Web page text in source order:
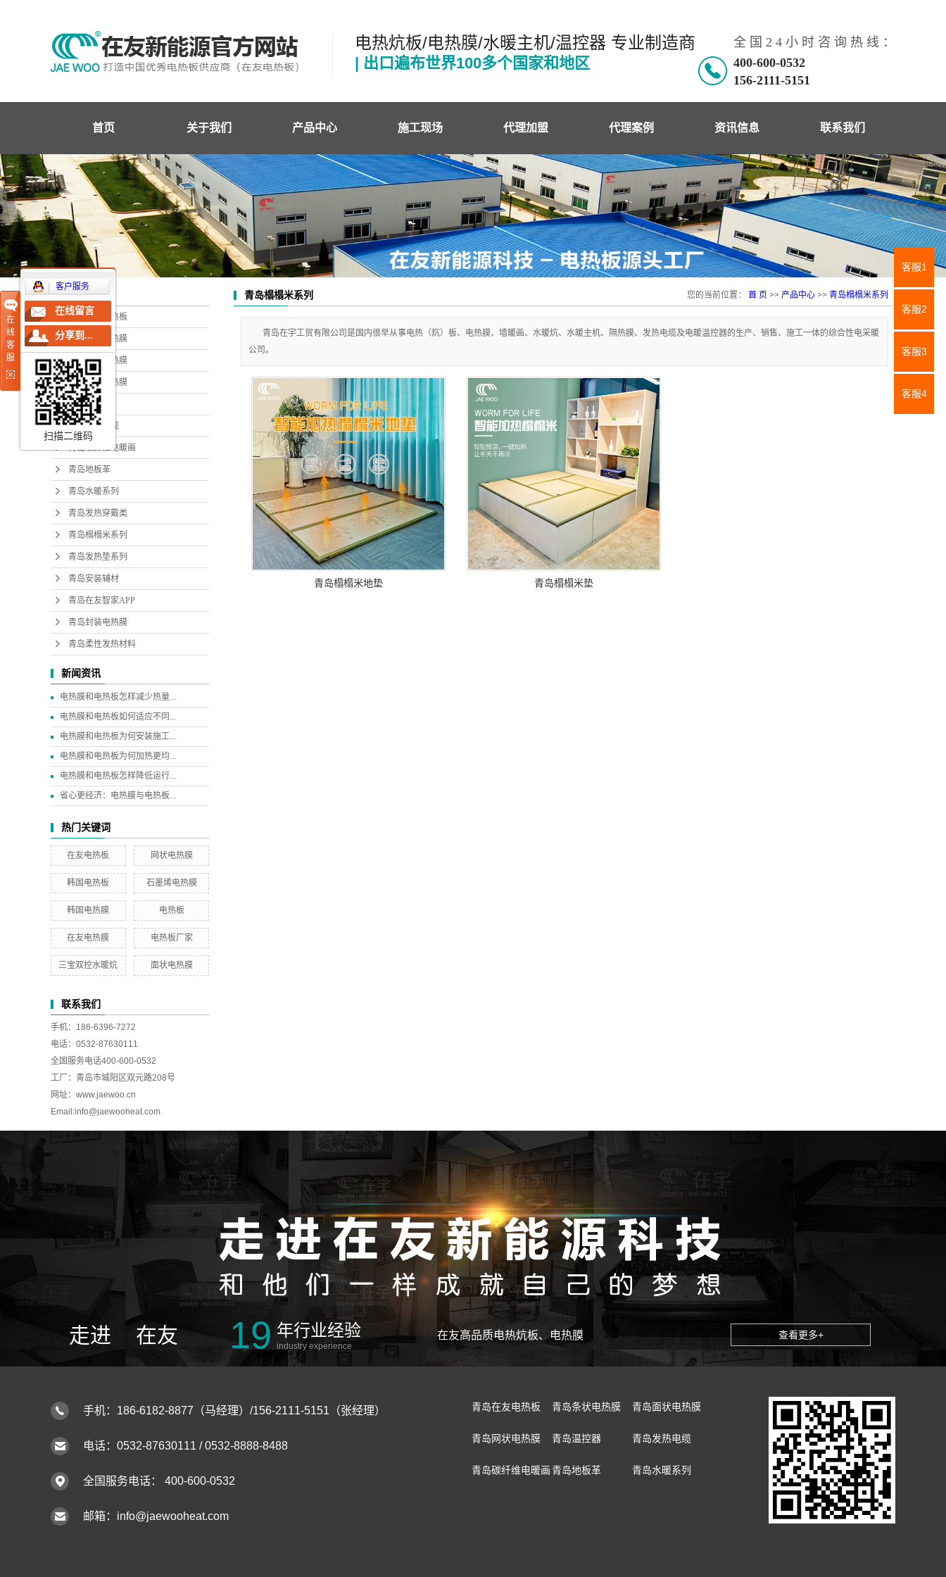
电热炕板/电热膜/水暖主机/温控器 专业制造商
| 出口遍布世界100多个国家和地区
全 国 2 4 小 时 咨 询 热 线 ：
400-600-0532
156-2111-5151
首页 关于我们
企业简介
企业文化
企业资质
企业荣誉
产品中心
青岛在友电热板
青岛条状电热膜
青岛面状电热膜
青岛网状电热膜
青岛温控器
青岛发热电缆
青岛碳纤维电暖画
青岛水暖系列
青岛发热穿戴类
青岛榻榻米系列
青岛发热垫系列
青岛安装辅材
青岛在友智家APP
青岛封装电热膜
青岛柔性发热材料
施工现场 代理加盟 代理案例
代理案例
施工现场
资讯信息
公司新闻
行业动态
在宇百科
韩国电热板
电暖资讯
联系我们
产品中心
青岛在友电热板
青岛条状电热膜
青岛面状电热膜
青岛网状电热膜
青岛温控器
青岛发热电缆
青岛碳纤维电暖画
青岛地板革
青岛水暖系列
青岛发热穿戴类
青岛榻榻米系列
青岛发热垫系列
青岛安装辅材
青岛在友智家APP
青岛封装电热膜
青岛柔性发热材料
新闻资讯
电热膜和电热板怎样减少热量...
电热膜和电热板如何适应不同...
电热膜和电热板为何安装施工...
电热膜和电热板为何加热更均...
电热膜和电热板怎样降低运行...
省心更经济：电热膜与电热板...
热门关键词
在友电热板 网状电热膜
韩国电热板 石墨烯电热膜
韩国电热膜 电热板
在友电热膜 电热板厂家
三宝双控水暖炕 面状电热膜
联系我们
手机：186-6396-7272
电话：0532-87630111
全国服务电话400-600-0532
工厂：青岛市城阳区双元路208号
网址：www.jaewoo.cn
Email:info@jaewooheat.com
青岛榻榻米系列 您的当前位置： 首 页 >> 产品中心 >> 青岛榻榻米系列
青岛在宇工贸有限公司是国内很早从事电热（炕）板、电热膜、墙暖画、水暖炕、水暖主机、隔热膜、发热电缆及电暖温控器的生产、销售、施工一体的综合性电采暖
公司。
青岛榻榻米地垫 青岛榻榻米垫
走进 在友 19 年行业经验
industry experience
在友高品质电热炕板、电热膜 查看更多+
手机：186-6182-8877（马经理）/156-2111-5151（张经理）
电话：0532-87630111 / 0532-8888-8488
全国服务电话： 400-600-0532
邮箱：info@jaewooheat.com
青岛在友电热板 青岛条状电热膜 青岛面状电热膜
青岛网状电热膜 青岛温控器 青岛发热电缆
青岛碳纤维电暖画青岛地板革 青岛水暖系列
客服1
客服2
客服3
客服4
在
线
客
服
客户服务
在线留言
分享到...
扫描二维码